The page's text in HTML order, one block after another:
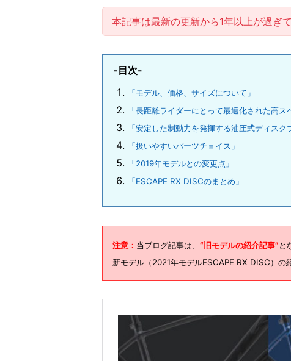
本記事は最新の更新から1年以上が過ぎ
-目次-
「モデル、価格、サイズについて」
「長距離ライダーにとって最適化された高ス
「安定した制動力を発揮する油圧式ディスク
「扱いやすいパーツチョイス」
「2019年モデルとの変更点」
「ESCAPE RX DISCのまとめ」
注意： 当ブログ記事は、 “旧モデルの紹介記事”と
新モデル（2021年モデルESCAPE RX DISC）の